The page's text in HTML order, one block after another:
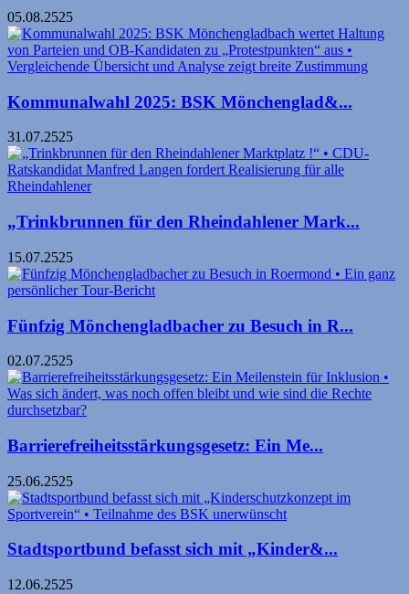
05.08.2525
Kommunalwahl 2025: BSK Mönchen­glad&...
31.07.2525
„Trinkbrunnen für den Rheindahlener Mark...
15.07.2525
Fünfzig Mönchengladbacher zu Besuch in R...
02.07.2525
Barrierefreiheitsstärkungsgesetz: Ein Me...
25.06.2525
Stadtsportbund befasst sich mit „Kinder&...
12.06.2525